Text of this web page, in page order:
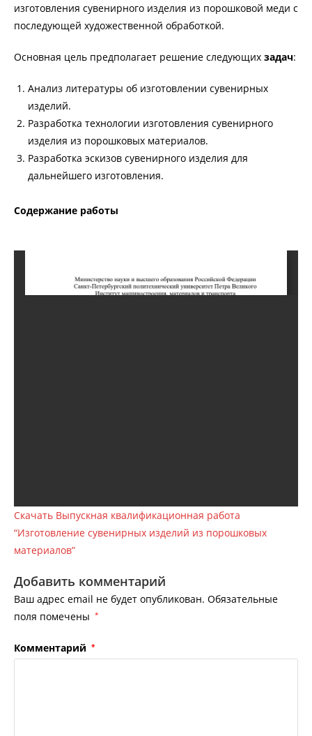
изготовления сувенирного изделия из порошковой меди с
последующей художественной обработкой.
Основная цель предполагает решение следующих задач:
Анализ литературы об изготовлении сувенирных
изделий.
Разработка технологии изготовления сувенирного
изделия из порошковых материалов.
Разработка эскизов сувенирного изделия для
дальнейшего изготовления.
Содержание работы
Скачать Выпускная квалификационная работа
“Изготовление сувенирных изделий из порошковых
материалов”
Добавить комментарий
Ваш адрес email не будет опубликован. Обязательные
поля помечены *
Комментарий *